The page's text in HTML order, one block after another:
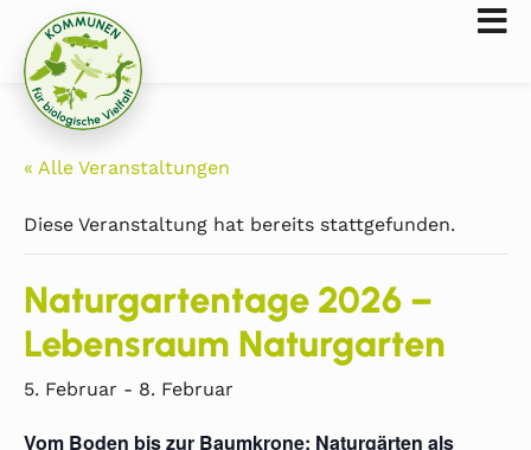
« Alle Veranstaltungen
Diese Veranstaltung hat bereits stattgefunden.
Naturgartentage 2026 –
Lebensraum Naturgarten
5. Februar - 8. Februar
Vom Boden bis zur Baumkrone: Naturgärten als